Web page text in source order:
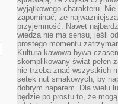
wyjątkowego charakteru. Nie
zapominać, że
przyjemność. Nawet
wiedza nie ma sensu, jeśli
prostego momentu
Kultura kawowa bywa
skomplikowany świat pełen
nie trzeba znać wszystkich
setek nut smakowych, by
dobrym naparem. Dla wielu
będzie po prostu to, że